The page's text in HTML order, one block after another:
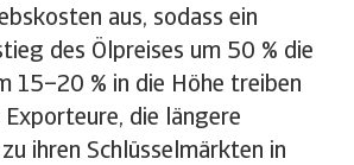
aus, sodass ein
des Ölpreises um 50 % die
15–20 % in die Höhe treiben
Exporteure, die längere
ihren Schlüsselmärkten in